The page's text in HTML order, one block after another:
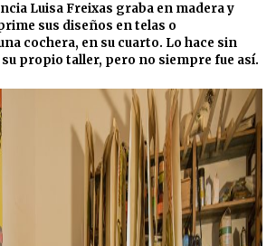
Luisa Freixas graba en madera y
sus diseños en telas o
cochera, en su cuarto. Lo hace sin
propio taller, pero no siempre fue así.